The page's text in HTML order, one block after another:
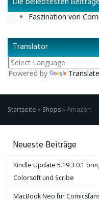
Faszination von
Translator
Powered by Translate
Startseite » Shops»Amazon
Neueste Beiträge
Kindle Update 5.19.3.0.1
Colorsoft und Scribe
MacBook Neo für